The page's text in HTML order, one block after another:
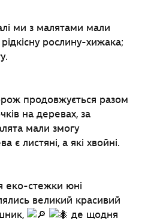
ми з малятами мали
рослину-хижака;
продовжується разом
на деревах, за
мали змогу
є листяні, а які хвойні.
еко-стежки юні
великий красивий
де щодня